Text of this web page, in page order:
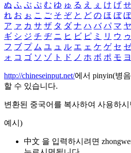
ぬ ふ ぶ ぷ む ゆ ゅ る え ぇ け げ せ
れ お ぉ こ ご そ ぞ と ど の ほ ぼ ぽ
ア ァ カ サ ザ タ ダ ナ ハ バ パ マ ヤ
ギ シ ジ チ ヂ ニ ヒ ビ ピ ミ リ ウ ゥ
フ ブ プ ム ユ ュ ル エ ェ ケ ゲ セ ゼ
ォ コ ゴ ソ ゾ ト ド ノ ホ ボ ポ モ ヨ
http://chineseinput.net/에서 pinyin(병
할 수 있습니다.
변환된 중국어를 복사하여 사용하
예시)
中文 을 입력하시려면